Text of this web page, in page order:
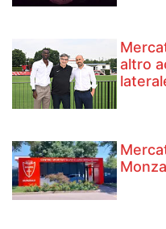
altro